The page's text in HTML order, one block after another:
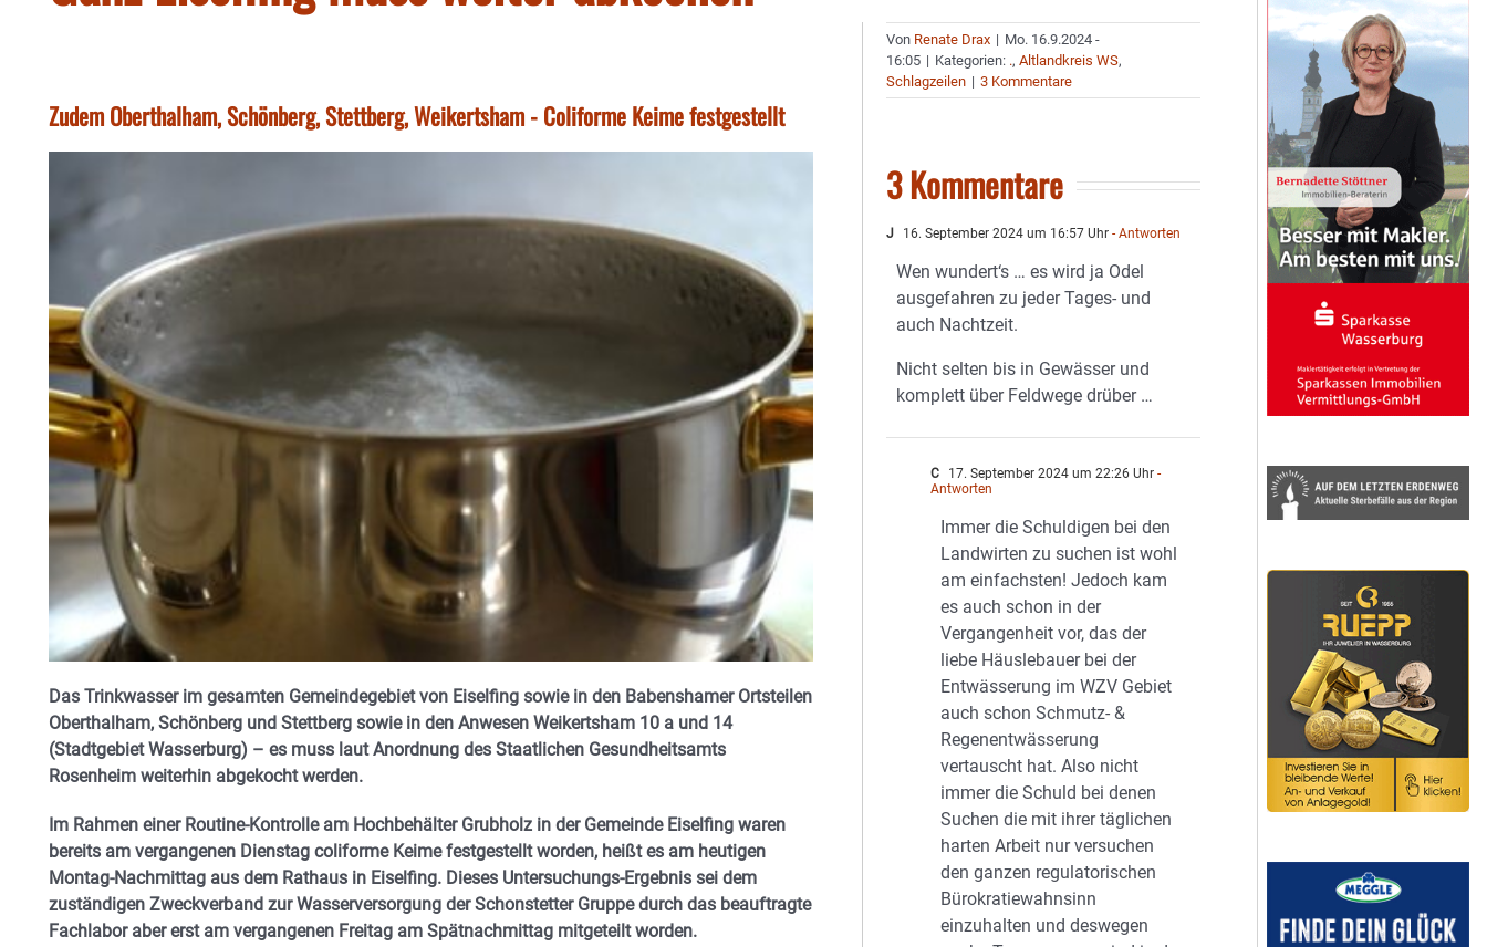
Zudem Oberthalham, Schönberg, Stettberg, Weikertsham - Coliforme Keime festgestellt
Das Trinkwasser im gesamten Gemeindegebiet von Eiselfing sowie in den Babenshamer Ortsteilen
Oberthalham, Schönberg und Stettberg sowie in den Anwesen Weikertsham 10 a und 14
(Stadtgebiet Wasserburg) – es muss laut Anordnung des Staatlichen Gesundheitsamts
Rosenheim weiterhin abgekocht werden.
Im Rahmen einer Routine-Kontrolle am Hochbehälter Grubholz in der Gemeinde Eiselfing waren
bereits am vergangenen Dienstag coliforme Keime festgestellt worden, heißt es am heutigen
Montag-Nachmittag aus dem Rathaus in Eiselfing. Dieses Untersuchungs-Ergebnis sei dem
zuständigen Zweckverband zur Wasserversorgung der Schonstetter Gruppe durch das beauftragte
Fachlabor aber erst am vergangenen Freitag am Spätnachmittag mitgeteilt worden.
Von Renate Drax | Mo. 16.9.2024 -
16:05 | Kategorien: .,Altlandkreis WS,
Schlagzeilen | 3 Kommentare
3 Kommentare
J 16. September 2024 um 16:57 Uhr - Antworten
Wen wundert‘s … es wird ja Odel
ausgefahren zu jeder Tages- und
auch Nachtzeit.
Nicht selten bis in Gewässer und
komplett über Feldwege drüber …
C 17. September 2024 um 22:26 Uhr -
Antworten
Immer die Schuldigen bei den
Landwirten zu suchen ist wohl
am einfachsten! Jedoch kam
es auch schon in der
Vergangenheit vor, das der
liebe Häuslebauer bei der
Entwässerung im WZV Gebiet
auch schon Schmutz- &
Regenentwässerung
vertauscht hat. Also nicht
immer die Schuld bei denen
Suchen die mit ihrer täglichen
harten Arbeit nur versuchen
den ganzen regulatorischen
Bürokratiewahnsinn
einzuhalten und deswegen